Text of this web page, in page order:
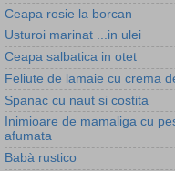
Ceapa rosie la borcan
Usturoi marinat ...in ulei
Ceapa salbatica in otet
Feliute de lamaie cu crema
Spanac cu naut si costita
Inimioare de mamaliga cu
afumata
Babà rustico